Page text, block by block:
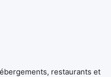
restaurants et